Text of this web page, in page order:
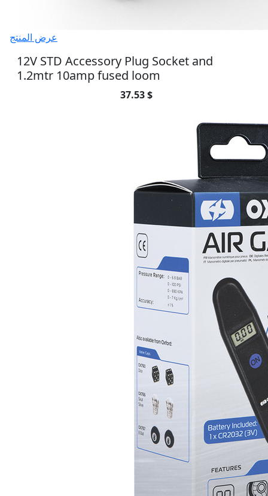
عرض المنتج
12V STD Accessory Plug Socket and
1.2mtr 10amp fused loom
37.53 $